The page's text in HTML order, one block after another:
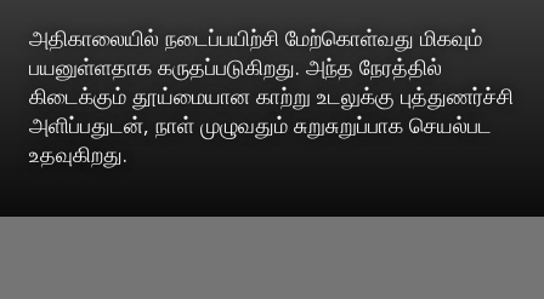
அதிகாலையில் நடைப்பயிற்சி மேற்கொள்வது மிகவும்
பயனுள்ளதாக கருதப்படுகிறது. அந்த நேரத்தில்
கிடைக்கும் தூய்மையான காற்று உடலுக்கு புத்துணர்ச்சி
அளிப்பதுடன், நாள் முழுவதும் சுறுசுறுப்பாக செயல்பட
உதவுகிறது.